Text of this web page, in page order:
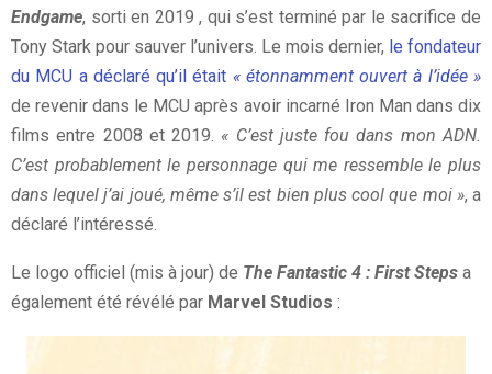
Endgame, sorti en 2019 , qui s’est terminé par le sacrifice de
Tony Stark pour sauver l’univers. Le mois dernier, le fondateur
du MCU a déclaré qu’il était « étonnamment ouvert à l’idée »
de revenir dans le MCU après avoir incarné Iron Man dans dix
films entre 2008 et 2019. « C’est juste fou dans mon ADN.
C’est probablement le personnage qui me ressemble le plus
dans lequel j’ai joué, même s’il est bien plus cool que moi », a
déclaré l’intéressé.
Le logo officiel (mis à jour) de The Fantastic 4 : First Steps a
également été révélé par Marvel Studios :